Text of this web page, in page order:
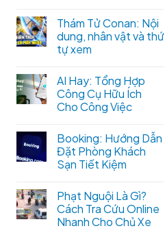
Thám Tử Conan: Nội
dung, nhân vật và thứ
tự xem
AI Hay: Tổng Hợp
Công Cụ Hữu Ích
Cho Công Việc
Booking: Hướng Dẫn
Đặt Phòng Khách
Sạn Tiết Kiệm
Phạt Nguội Là Gì?
Cách Tra Cứu Online
Nhanh Cho Chủ Xe